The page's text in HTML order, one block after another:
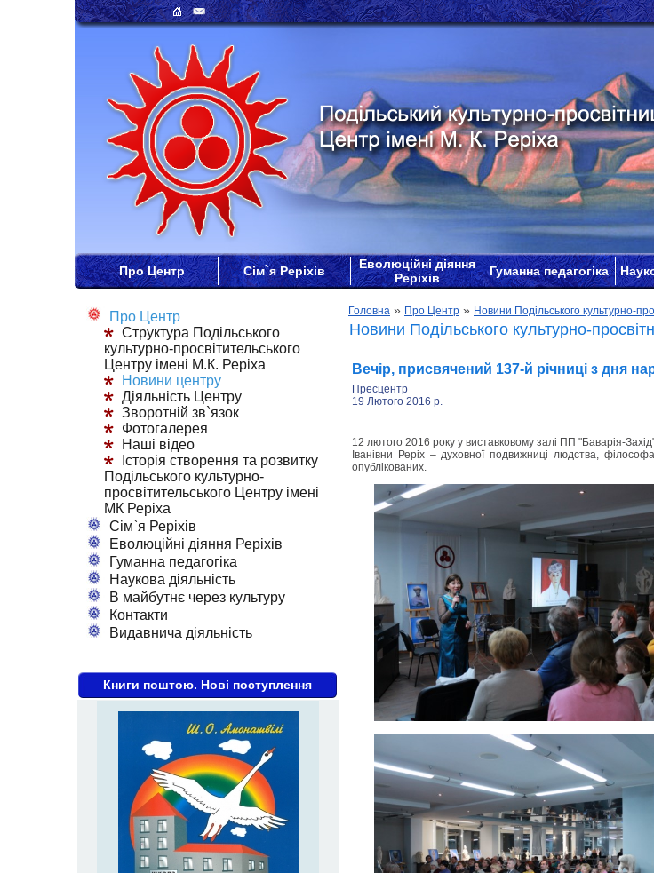
Про Центр Сім`я Реріхів
Еволюційні діяння
Реріхів
Гуманна педагогіка
Про Центр
Структура Подільського
культурно-просвітительського
Центру імені М.К. Реріха
Новини центру
Діяльність Центру
Зворотній зв`язок
Фотогалерея
Наші відео
Історія створення та розвитку
Подільського культурно-
просвітительського Центру імені
МК Реріха
Сім`я Реріхів
Еволюційні діяння Реріхів
Гуманна педагогіка
Наукова діяльність
В майбутнє через культуру
Контакти
Видавнича діяльність
Книги поштою. Нові поступлення
Головна » Про Центр » Новини Подільського культурно-
Новини Подільського культурно-
Вечір, присвячений 137-й річниці з дня
Пресцентр
19 Лютого 2016 р.
12 лютого 2016 року у виставковому залі ПП "Баварія-
Іванівни Реріх – духовної подвижниці людства,
опублікованих.